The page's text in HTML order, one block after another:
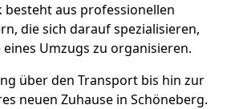
besteht aus professionellen
die sich darauf spezialisieren,
eines Umzugs zu organisieren.
über den Transport bis hin zur
neuen Zuhause in Schöneberg.